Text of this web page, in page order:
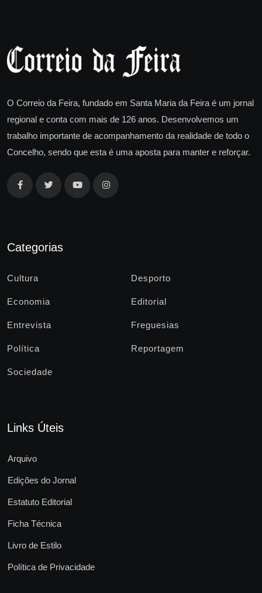
O Correio da Feira, fundado em Santa Maria da Feira é um jornal
regional e conta com mais de 126 anos. Desenvolvemos um
trabalho importante de acompanhamento da realidade de todo o
Concelho, sendo que esta é uma aposta para manter e reforçar.
Categorias
Cultura Desporto
Economia Editorial
Entrevista Freguesias
Política Reportagem
Sociedade
Links Úteis
Arquivo
Edições do Jornal
Estatuto Editorial
Ficha Técnica
Livro de Estilo
Política de Privacidade